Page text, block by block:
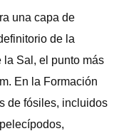
una capa de
de la
la Sal, el punto más
En la Formación
de fósiles, incluidos